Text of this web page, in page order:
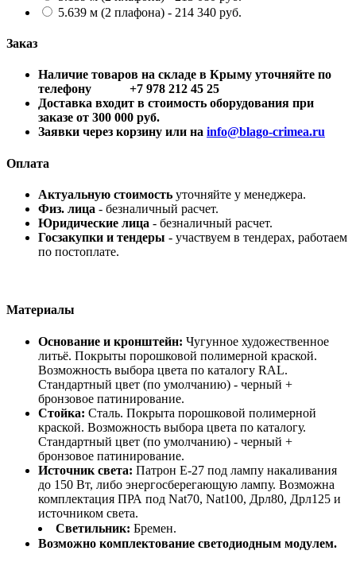
5.639 м (2 плафона) - 214 340 руб.
Заказ
Наличие товаров на складе в Крыму уточняйте по
телефону +7 978 212 45 25
Доставка входит в стоимость оборудования при
заказе от 300 000 руб.
Заявки через корзину или на info@blago-crimea.ru
Оплата
Актуальную стоимость уточняйте у менеджера.
Физ. лица - безналичный расчет.
Юридические лица - безналичный расчет.
Госзакупки и тендеры - участвуем в тендерах, работаем
по постоплате.
Материалы
Основание и кронштейн: Чугунное художественное
литьё. Покрыты порошковой полимерной краской.
Возможность выбора цвета по каталогу RAL.
Стандартный цвет (по умолчанию) - черный +
бронзовое патинирование.
Стойка: Сталь. Покрыта порошковой полимерной
краской. Возможность выбора цвета по каталогу.
Стандартный цвет (по умолчанию) - черный +
бронзовое патинирование.
Источник света: Патрон E-27 под лампу накаливания
до 150 Вт, либо энергосберегающую лампу. Возможна
комплектация ПРА под Nat70, Nat100, Дрл80, Дрл125 и
источником света.
Светильник: Бремен.
Возможно комплектование светодиодным модулем.